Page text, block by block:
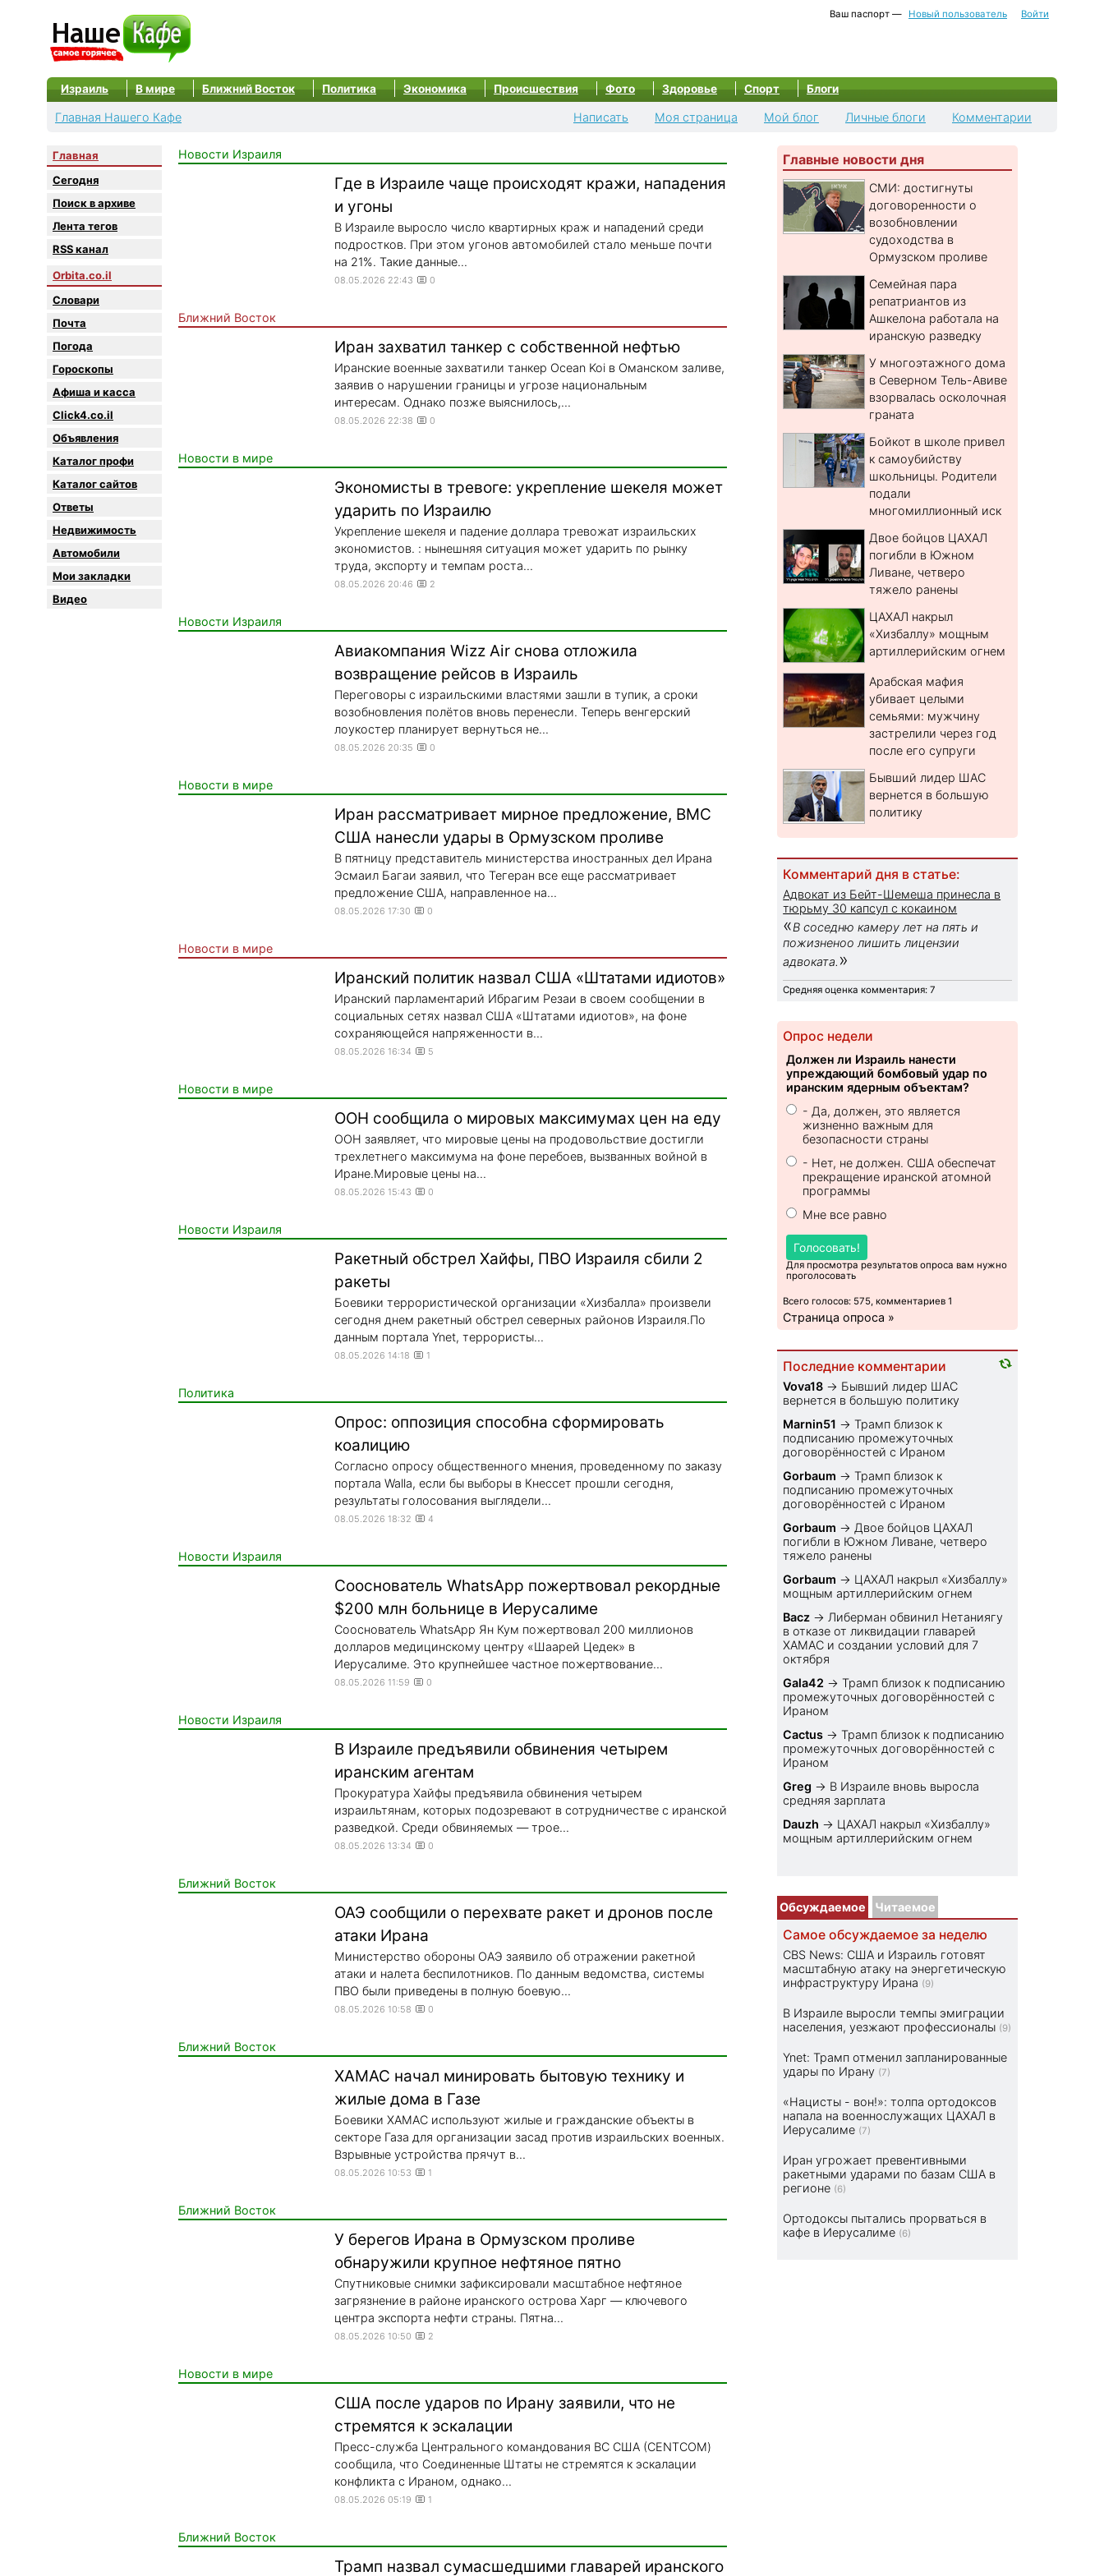
Ваш паспорт — Новый пользователь Войти
Израиль В мире Ближний Восток Политика Экономика Происшествия Фото Здоровье Спорт Блоги
Главная Нашего Кафе Написать Моя страница Мой блог Личные блоги Комментарии
Главная
Сегодня
Поиск в архиве
Лента тегов
RSS канал
Orbita.co.il
Словари
Почта
Погода
Гороскопы
Афиша и касса
Click4.co.il
Объявления
Каталог профи
Каталог сайтов
Oтветы
Недвижимость
Автомобили
Мои закладки
Видео
Новости Израиля
Где в Израиле чаще происходят кражи, нападения
и угоны
В Израиле выросло число квартирных краж и нападений среди
подростков. При этом угонов автомобилей стало меньше почти
на 21%. Такие данные...
08.05.2026 22:43 0
Ближний Восток
Иран захватил танкер с собственной нефтью
Иранские военные захватили танкер Ocean Koi в Оманском заливе,
заявив о нарушении границы и угрозе национальным
интересам. Однако позже выяснилось,...
08.05.2026 22:38 0
Новости в мире
Экономисты в тревоге: укрепление шекеля может
ударить по Израилю
Укрепление шекеля и падение доллара тревожат израильских
экономистов. : нынешняя ситуация может ударить по рынку
труда, экспорту и темпам роста...
08.05.2026 20:46 2
Новости Израиля
Авиакомпания Wizz Air снова отложила
возвращение рейсов в Израиль
Переговоры с израильскими властями зашли в тупик, а сроки
возобновления полётов вновь перенесли. Теперь венгерский
лоукостер планирует вернуться не...
08.05.2026 20:35 0
Новости в мире
Иран рассматривает мирное предложение, ВМС
США нанесли удары в Ормузском проливе
В пятницу представитель министерства иностранных дел Ирана
Эсмаил Багаи заявил, что Тегеран все еще рассматривает
предложение США, направленное на...
08.05.2026 17:30 0
Новости в мире
Иранский политик назвал США «Штатами идиотов»
Иранский парламентарий Ибрагим Резаи в своем сообщении в
социальных сетях назвал США «Штатами идиотов», на фоне
сохраняющейся напряженности в...
08.05.2026 16:34 5
Новости в мире
ООН сообщила о мировых максимумах цен на еду
ООН заявляет, что мировые цены на продовольствие достигли
трехлетнего максимума на фоне перебоев, вызванных войной в
Иране.Мировые цены на...
08.05.2026 15:43 0
Новости Израиля
Ракетный обстрел Хайфы, ПВО Израиля сбили 2
ракеты
Боевики террористической организации «Хизбалла» произвели
сегодня днем ракетный обстрел северных районов Израиля.По
данным портала Ynet, террористы...
08.05.2026 14:18 1
Политика
Опрос: оппозиция способна сформировать
коалицию
Согласно опросу общественного мнения, проведенному по заказу
портала Walla, если бы выборы в Кнессет прошли сегодня,
результаты голосования выглядели...
08.05.2026 18:32 4
Новости Израиля
Сооснователь WhatsApp пожертвовал рекордные
$200 млн больнице в Иерусалиме
Сооснователь WhatsApp Ян Кум пожертвовал 200 миллионов
долларов медицинскому центру «Шаарей Цедек» в
Иерусалиме. Это крупнейшее частное пожертвование...
08.05.2026 11:59 0
Новости Израиля
В Израиле предъявили обвинения четырем
иранским агентам
Прокуратура Хайфы предъявила обвинения четырем
израильтянам, которых подозревают в сотрудничестве с иранской
разведкой. Среди обвиняемых — трое...
08.05.2026 13:34 0
Ближний Восток
ОАЭ сообщили о перехвате ракет и дронов после
атаки Ирана
Министерство обороны ОАЭ заявило об отражении ракетной
атаки и налета беспилотников. По данным ведомства, системы
ПВО были приведены в полную боевую...
08.05.2026 10:58 0
Ближний Восток
ХАМАС начал минировать бытовую технику и
жилые дома в Газе
Боевики ХАМАС используют жилые и гражданские объекты в
секторе Газа для организации засад против израильских военных.
Взрывные устройства прячут в...
08.05.2026 10:53 1
Ближний Восток
У берегов Ирана в Ормузском проливе
обнаружили крупное нефтяное пятно
Спутниковые снимки зафиксировали масштабное нефтяное
загрязнение в районе иранского острова Харг — ключевого
центра экспорта нефти страны. Пятна...
08.05.2026 10:50 2
Новости в мире
США после ударов по Ирану заявили, что не
стремятся к эскалации
Пресс-служба Центрального командования ВС США (CENTCOM)
сообщила, что Соединенные Штаты не стремятся к эскалации
конфликта с Ираном, однако...
08.05.2026 05:19 1
Ближний Восток
Трамп назвал сумасшедшими главарей иранского
Главные новости дня
СМИ: достигнуты
договоренности о
возобновлении
судоходства в
Ормузском проливе
Семейная пара
репатриантов из
Ашкелона работала на
иранскую разведку
У многоэтажного дома
в Северном Тель-Авиве
взорвалась осколочная
граната
Бойкот в школе привел
к самоубийству
школьницы. Родители
подали
многомиллионный иск
Двое бойцов ЦАХАЛ
погибли в Южном
Ливане, четверо
тяжело ранены
ЦАХАЛ накрыл
«Хизбаллу» мощным
артиллерийским огнем
Арабская мафия
убивает целыми
семьями: мужчину
застрелили через год
после его супруги
Бывший лидер ШАС
вернется в большую
политику
Комментарий дня в статье:
Адвокат из Бейт-Шемеша принесла в
тюрьму 30 капсул с кокаином
«В соседню камеру лет на пять и
пожизненоо лишить лицензии
адвоката. »
Средняя оценка комментария: 7
Опрос недели
Должен ли Израиль нанести
упреждающий бомбовый удар по
иранским ядерным объектам?
- Да, должен, это является
жизненно важным для
безопасности страны
- Нет, не должен. США обеспечат
прекращение иранской атомной
программы
Мне все равно
Голосовать!
Для просмотра результатов опроса вам нужно
проголосовать
Всего голосов: 575, комментариев 1
Страница опроса »
Последние комментарии
Vova18 → Бывший лидер ШАС
вернется в большую политику
Marnin51 →Трамп близок к
подписанию промежуточных
договорённостей с Ираном
Gorbaum →Трамп близок к
подписанию промежуточных
договорённостей с Ираном
Gorbaum → Двое бойцов ЦАХАЛ
погибли в Южном Ливане, четверо
тяжело ранены
Gorbaum → ЦАХАЛ накрыл «Хизбаллу»
мощным артиллерийским огнем
Bacz → Либерман обвинил Нетаниягу
в отказе от ликвидации главарей
ХАМАС и создании условий для 7
октября
Gala42 →Трамп близок к подписанию
промежуточных договорённостей с
Ираном
Cactus →Трамп близок к подписанию
промежуточных договорённостей с
Ираном
Greg → В Израиле вновь выросла
средняя зарплата
Dauzh → ЦАХАЛ накрыл «Хизбаллу»
мощным артиллерийским огнем
Обсуждаемое Читаемое
Самое обсуждаемое за неделю
CBS News: США и Израиль готовят
масштабную атаку на энергетическую
инфраструктуру Ирана (9)
В Израиле выросли темпы эмиграции
населения, уезжают профессионалы (9)
Ynet: Трамп отменил запланированные
удары по Ирану (7)
«Нацисты - вон!»: толпа ортодоксов
напала на военнослужащих ЦАХАЛ в
Иерусалиме (7)
Иран угрожает превентивными
ракетными ударами по базам США в
регионе (6)
Ортодоксы пытались прорваться в
кафе в Иерусалиме (6)